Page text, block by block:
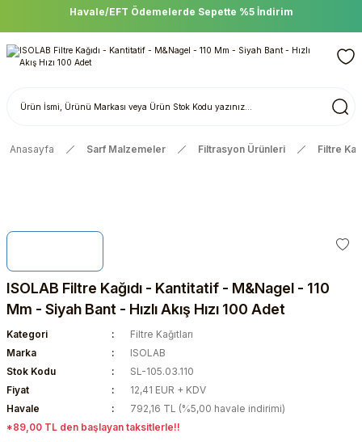
Havale/EFT Ödemelerde Sepette %5 İndirim
Anasayfa Sarf Malzemeler Filtrasyon Ürünleri Filtre
ISOLAB Filtre Kağıdı - Kantitatif - M&Nagel - 110
Mm - Siyah Bant - Hızlı Akış Hızı 100 Adet
Kategori
Filtre Kağıtları
Marka
ISOLAB
Stok Kodu
SL-105.03.110
Fiyat
12,41 EUR + KDV
Havale
792,16 TL (%5,00 havale indirimi)
*89,00 TL den başlayan taksitlerle!!